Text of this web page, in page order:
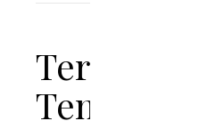
Terveiset
Teneriffalta!